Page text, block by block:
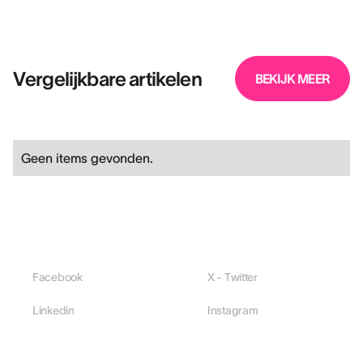
Vergelijkbare artikelen BEKIJK MEER
Geen items gevonden.
Facebook X - Twitter
Linkedin Instagram